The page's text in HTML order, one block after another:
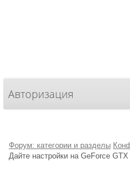
Авторизация
Форум: категории и разделы
Дайте настройки на GeForce GTX